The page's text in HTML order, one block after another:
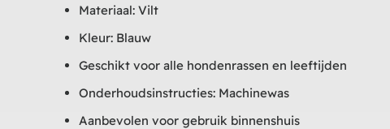
Materiaal: Vilt
Kleur: Blauw
Geschikt voor alle hondenrassen en leeftijden
Onderhoudsinstructies: Machinewas
Aanbevolen voor gebruik binnenshuis